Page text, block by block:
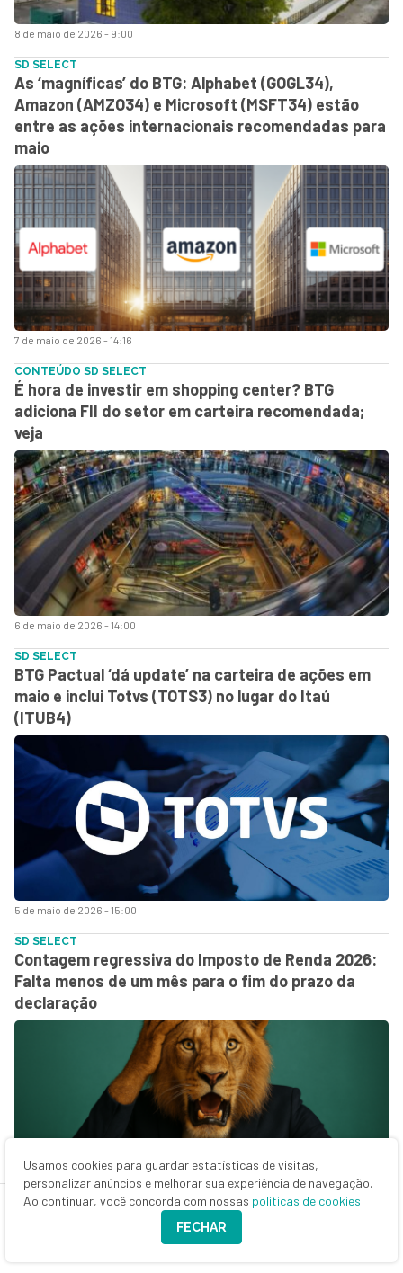
8 de maio de 2026 - 9:00
7 de maio de 2026 - 14:16
SD SELECT
As ‘magníficas’ do BTG: Alphabet (GOGL34),
Amazon (AMZO34) e Microsoft (MSFT34) estão
entre as ações internacionais recomendadas para
maio
6 de maio de 2026 - 14:00
CONTEÚDO SD SELECT
É hora de investir em shopping center? BTG
adiciona FII do setor em carteira recomendada;
veja
5 de maio de 2026 - 15:00
SD SELECT
BTG Pactual ‘dá update’ na carteira de ações em
maio e inclui Totvs (TOTS3) no lugar do Itaú
(ITUB4)
4 de maio de 2026 - 16:19
SD SELECT
Contagem regressiva do Imposto de Renda 2026:
Falta menos de um mês para o fim do prazo da
declaração
Declarar despesas médicas, dependentes e
Usamos cookies para guardar estatísticas de visitas,
personalizar anúncios e melhorar sua experiência de navegação.
Ao continuar, você concorda com nossas políticas de cookies
FECHAR